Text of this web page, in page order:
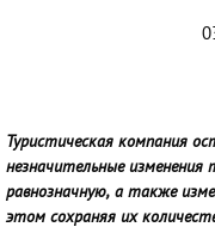
Туристическая компания
незначительные
равнозначную, а также
этом сохраняя их